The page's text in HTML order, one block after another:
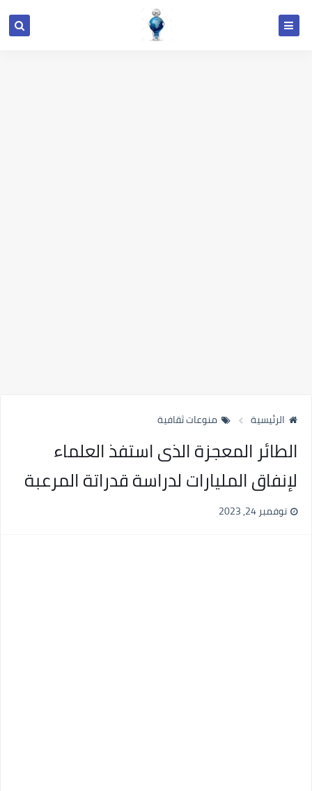
الرئيسية منوعات ثقافية
الطائر المعجزة الذى استفذ العلماء
لإنفاق المليارات لدراسة قدراتة المرعبة
نوفمبر 24, 2023